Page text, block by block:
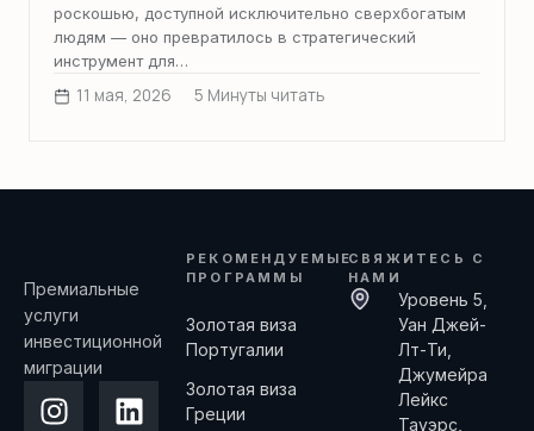
роскошью, доступной исключительно сверхбогатым
людям — оно превратилось в стратегический
инструмент для…
11 мая, 2026 5 Минуты читать
Премиальные
услуги
инвестиционной
миграции
РЕКОМЕНДУЕМЫЕ
ПРОГРАММЫ
Золотая виза
Португалии
Золотая виза
Греции
СВЯЖИТЕСЬ С
НАМИ
Уровень 5,
Уан Джей-
Лт-Ти,
Джумейра
Лейкс
Тауэрс,